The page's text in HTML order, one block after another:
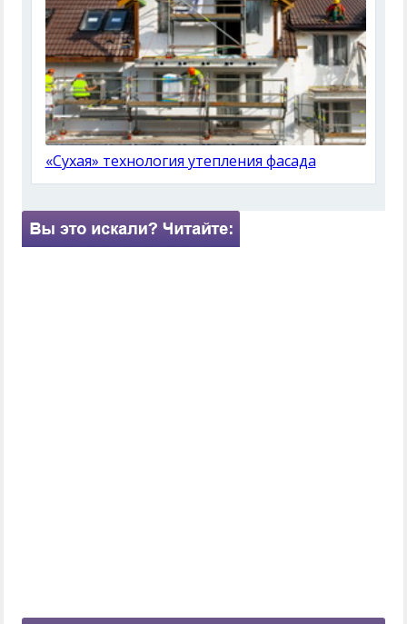
«Сухая» технология утепления фасада